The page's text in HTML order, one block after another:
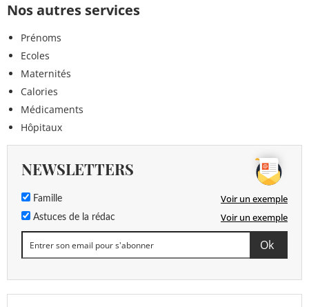
Nos autres services
Prénoms
Ecoles
Maternités
Calories
Médicaments
Hôpitaux
NEWSLETTERS
Famille Voir un exemple
Astuces de la rédac Voir un exemple